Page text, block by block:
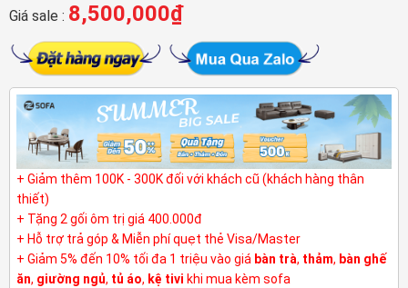
Giá sale : 8,500,000₫
+ Giảm thêm 100K - 300K đối với khách cũ (khách hàng thân
thiết)
+ Tặng 2 gối ôm trị giá 400.000đ
+ Hỗ trợ trả góp & Miễn phí quẹt thẻ Visa/Master
+ Giảm 5% đến 10% tối đa 1 triệu vào giá bàn trà, thảm, bàn ghế
ăn, giường ngủ, tủ áo, kệ tivi khi mua kèm sofa